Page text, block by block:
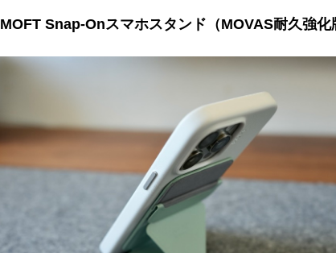
MOFT Snap-Onスマホスタンド（MOVAS耐久強化